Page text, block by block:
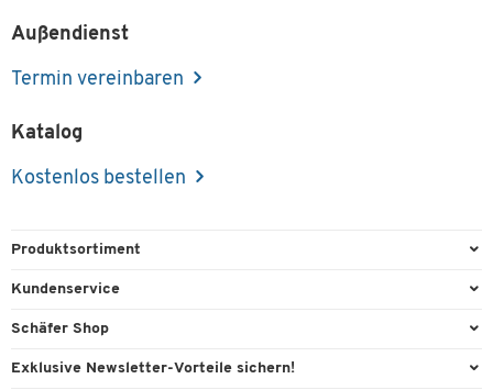
Außendienst
Termin vereinbaren
Katalog
Kostenlos bestellen
Produktsortiment
Büroausstattung
Kundenservice
Direktbestellung
Schäfer Shop
Services & Leistungen
Exklusive Newsletter-Vorteile sichern!